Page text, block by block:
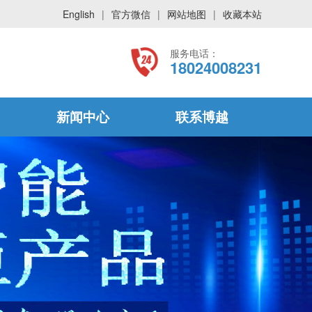
收藏本站
|
网站地图
|
官方微信
|
English
服务电话：
18024008231
新闻中心 联系博越